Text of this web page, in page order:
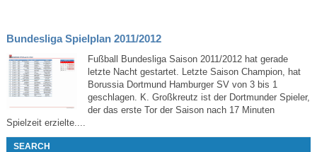
Bundesliga Spielplan 2011/2012
Fußball Bundesliga Saison 2011/2012 hat gerade
letzte Nacht gestartet. Letzte Saison Champion, hat
Borussia Dortmund Hamburger SV von 3 bis 1
geschlagen. K. Großkreutz ist der Dortmunder Spieler,
der das erste Tor der Saison nach 17 Minuten
Spielzeit erzielte....
SEARCH